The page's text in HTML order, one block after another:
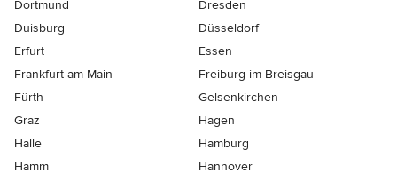
Dortmund
Dresden
Duisburg
Düsseldorf
Erfurt
Essen
Frankfurt am Main
Freiburg-im-Breisgau
Fürth
Gelsenkirchen
Graz
Hagen
Halle
Hamburg
Hamm
Hannover